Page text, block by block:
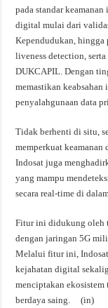
pada standar
digital mulai dari
Kependudukan,
liveness detection,
DUKCAPIL. Dengan
memastikan
penyalahgunaan data
Tidak berhenti di situ,
memperkuat keamanan
Indosat juga
yang mampu
secara real-time di
Fitur ini didukung oleh
dengan jaringan 5G
Melalui fitur ini,
kejahatan digital
menciptakan ekosistem
berdaya saing. (in)